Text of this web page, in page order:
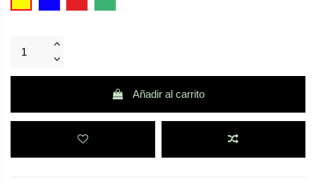
Añadir al carrito